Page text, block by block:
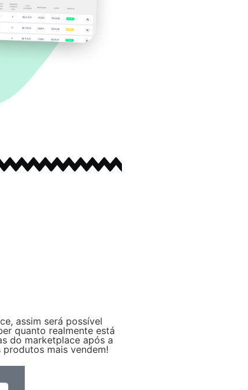
assim será possível
quanto realmente está
do marketplace após a
mais vendem!